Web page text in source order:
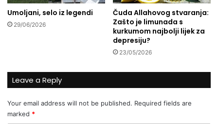
t
:
D
t
s
i
Umoljani, selo iz legendi
29/06/2026
Čuda Allahovog stvaranja:
Zašto je limunada s
kurkumom najbolji lijek za
depresiju?
23/05/2026
Leave a Reply
Your email address will not be published. Required fields are
marked *